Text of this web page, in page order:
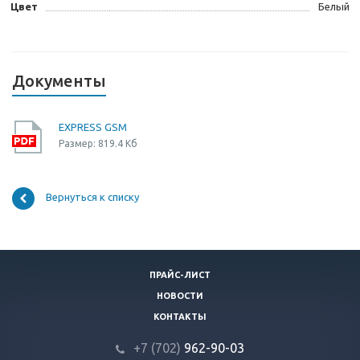
Цвет Белый
Документы
EXPRESS GSM
Размер: 819.4 Кб
Вернуться к списку
ПРАЙС-ЛИСТ
НОВОСТИ
КОНТАКТЫ
+7 (702) 962-90-03